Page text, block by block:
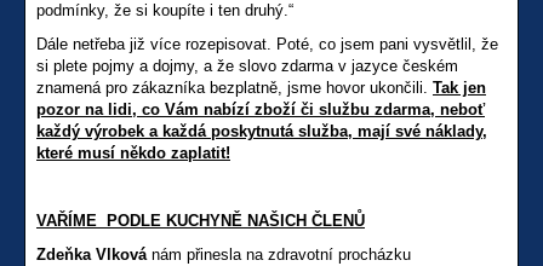
podmínky, že si koupíte i ten druhý.“
Dále netřeba již více rozepisovat. Poté, co jsem pani vysvětlil, že
si plete pojmy a dojmy, a že slovo zdarma v jazyce českém
znamená pro zákazníka bezplatně, jsme hovor ukončili. Tak jen
pozor na lidi, co Vám nabízí zboží či službu zdarma, neboť
každý výrobek a každá poskytnutá služba, mají své náklady,
které musí někdo zaplatit!
VAŘÍME PODLE KUCHYNĚ NAŠICH ČLENŮ
Zdeňka Vlková nám přinesla na zdravotní procházku